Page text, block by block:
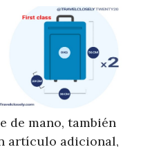
de mano, también
artículo adicional,